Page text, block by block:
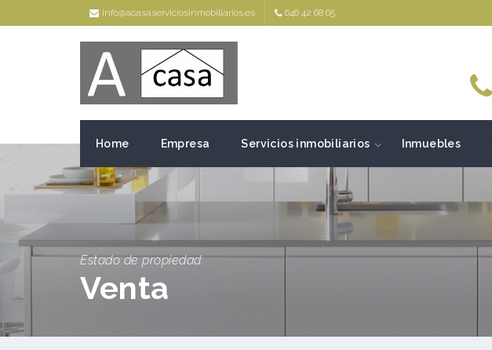
info@acasaserviciosinmobiliarios.es 646 42 68 65
Home Empresa Servicios inmobiliarios Inmuebles
Estado de propiedad:
Venta